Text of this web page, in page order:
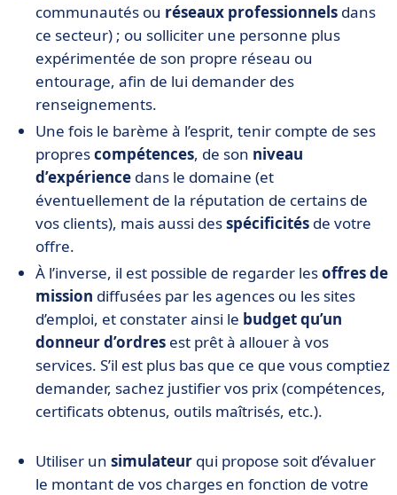
communautés ou réseaux professionnels dans
ce secteur) ; ou solliciter une personne plus
expérimentée de son propre réseau ou
entourage, afin de lui demander des
renseignements.
Une fois le barème à l’esprit, tenir compte de ses
proprescompétences, de son niveau
d’expérience dans le domaine (et
éventuellement de la réputation de certains de
vos clients), mais aussi desspécificités de votre
offre.
À l’inverse, il est possible de regarder lesoffres de
mission diffusées par les agences ou les sites
d’emploi, et constater ainsi le budget qu’un
donneur d’ordres est prêt à allouer à vos
services. S’il est plus bas que ce que vous comptiez
demander, sachez justifier vos prix (compétences,
certificats obtenus, outils maîtrisés, etc.).
Utiliser un simulateur qui propose soit d’évaluer
le montant de vos charges en fonction de votre